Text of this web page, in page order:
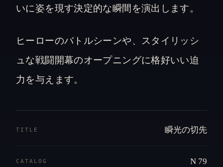
いに姿を現す決定的な瞬間を演出します。
ヒーローのバトルシーンや、スタイリッシ
ュな戦闘開幕のオープニングに格好いい迫
力を与えます。
TITLE 瞬光の切先
CATALOG N 79